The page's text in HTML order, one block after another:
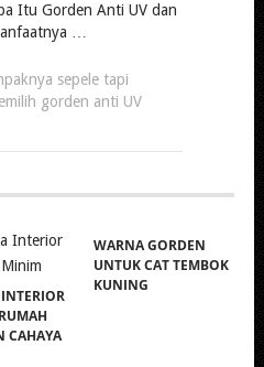
Itu Gorden Anti UV dan
…
sepele tapi
gorden anti UV
CAHAYA
WARNA GORDEN
UNTUK CAT TEMBOK
KUNING